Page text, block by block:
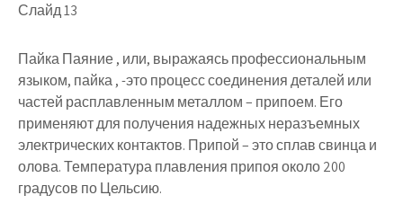
Слайд 13
Пайка Паяние , или, выражаясь профессиональным
языком, пайка , -это процесс соединения деталей или
частей расплавленным металлом – припоем. Его
применяют для получения надежных неразъемных
электрических контактов. Припой – это сплав свинца и
олова. Температура плавления припоя около 200
градусов по Цельсию.